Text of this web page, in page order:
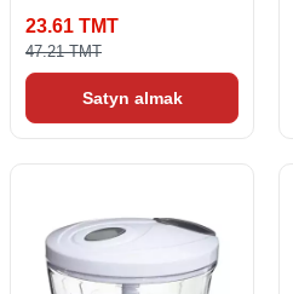
23.61 TMT
47.21 TMT
Satyn almak